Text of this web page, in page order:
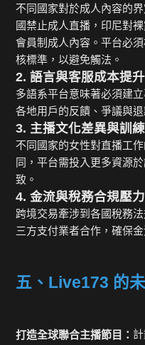
不同國家對於成人內容的
國禁止成人直播，印尼對
會員制成人內容。平台必
核標準，以避免觸法。
2. 語言與客服成本提升
多語系平台意味著必須建
各地用戶的反饋、爭議與
3. 主播文化差異與訓
不同國家的女性對直播工
同，平台需投入更多資源
致。
4. 金流與稅務合規壓力
跨境交易牽涉到各國稅務
三方支付業者合作，確保
五、Live173 的
打造全球聯合主播節目：